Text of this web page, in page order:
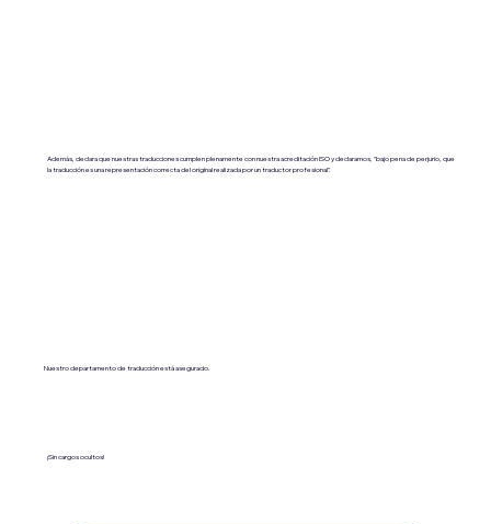
Además, declara que nuestras traducciones cumplen plenamente con nuestra acreditación ISO y declaramos, "bajo pena de perjurio, que
la traducción es una representación correcta del original realizada por un traductor profesional".
Nuestro departamento de traducción está asegurado.
¡Sin cargos ocultos!